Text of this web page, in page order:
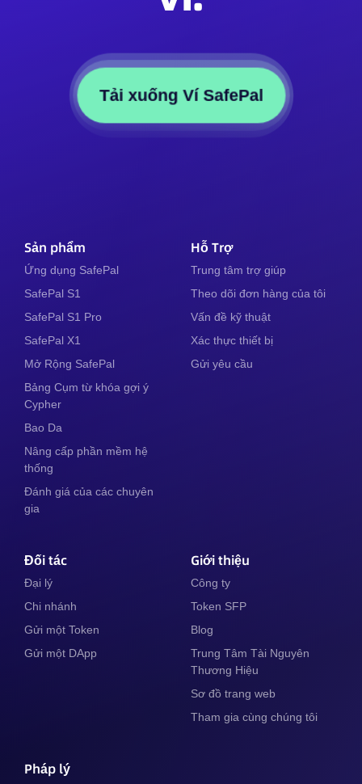
Tải xuống Ví SafePal
Sản phẩm
Ứng dụng SafePal
SafePal S1
SafePal S1 Pro
SafePal X1
Mở Rộng SafePal
Bảng Cụm từ khóa gợi ý
Cypher
Bao Da
Nâng cấp phần mềm hệ
thống
Đánh giá của các chuyên
gia
Hỗ Trợ
Trung tâm trợ giúp
Theo dõi đơn hàng của tôi
Vấn đề kỹ thuật
Xác thực thiết bị
Gửi yêu cầu
Đối tác
Đại lý
Chi nhánh
Gửi một Token
Gửi một DApp
Giới thiệu
Công ty
Token SFP
Blog
Trung Tâm Tài Nguyên
Thương Hiệu
Sơ đồ trang web
Tham gia cùng chúng tôi
Pháp lý